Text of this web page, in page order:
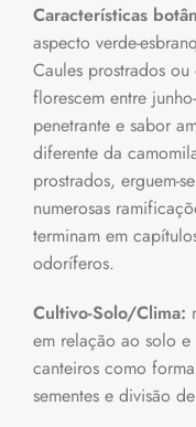
Características
aspecto verde-
Caules prostrados
florescem entre
penetrante e sabor
diferente da
prostrados, erguem-
numerosas
terminam em
odoríferos.
Cultivo-Solo/Clima:
em relação ao solo
canteiros como
sementes e divisão